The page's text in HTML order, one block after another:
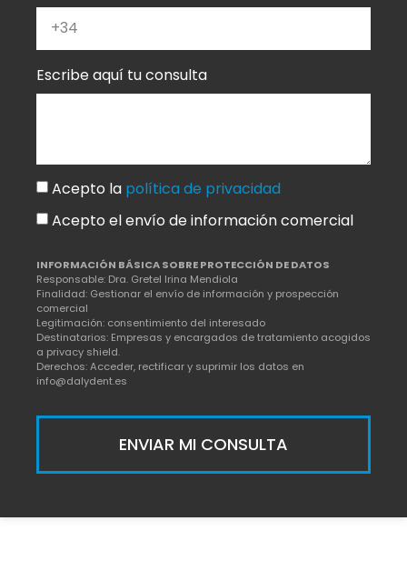
Escribe aquí tu consulta
Acepto la política de privacidad
Acepto el envío de información comercial
INFORMACIÓN BÁSICA SOBRE PROTECCIÓN DE DATOS
Responsable: Dra. Gretel Irina Mendiola
Finalidad: Gestionar el envío de información y prospección
comercial
Legitimación: consentimiento del interesado
Destinatarios: Empresas y encargados de tratamiento acogidos
a privacy shield.
Derechos: Acceder, rectificar y suprimir los datos en
info@dalydent.es
ENVIAR MI CONSULTA